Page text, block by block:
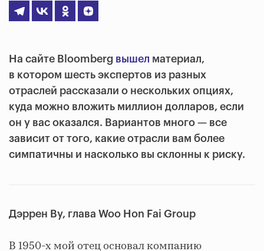
На сайте Bloomberg вышел материал,
в котором шесть экспертов из разных
отраслей рассказали о нескольких опциях,
куда можно вложить миллион долларов, если
он у вас оказался. Вариантов много — все
зависит от того, какие отрасли вам более
симпатичны и насколько вы склонны к риску.
Дэррен Ву, глава Woo Hon Fai Group
В 1950-х мой отец основал компанию